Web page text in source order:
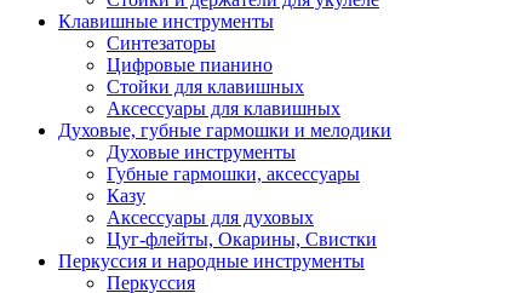
Клавишные инструменты
Синтезаторы
Цифровые пианино
Стойки для клавишных
Аксессуары для клавишных
Духовые, губные гармошки и мелодики
Духовые инструменты
Губные гармошки, аксессуары
Казу
Аксессуары для духовых
Цуг-флейты, Окарины, Свистки
Перкуссия и народные инструменты
Перкуссия